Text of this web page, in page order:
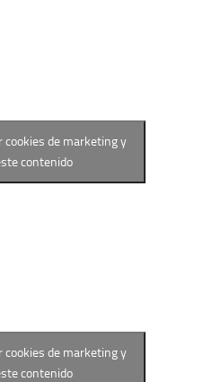
cookies de marketing y
contenido
cookies de marketing y
contenido